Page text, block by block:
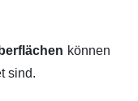
können
sind.